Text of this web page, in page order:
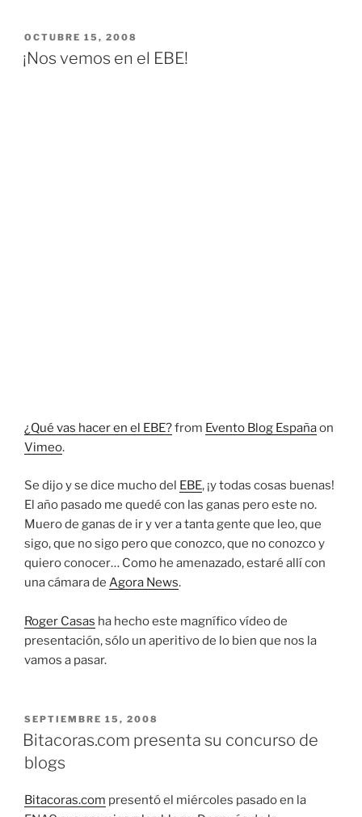
PUBLICADO
EL
OCTUBRE 15, 2008
¡Nos vemos en el EBE!
¿Qué vas hacer en el EBE?from Evento Blog Españaon
Vimeo.
Se dijo y se dice mucho del EBE, ¡y todas cosas buenas!
El año pasado me quedé con las ganas pero este no.
Muero de ganas de ir y ver a tanta gente que leo, que
sigo, que no sigo pero que conozco, que no conozco y
quiero conocer… Como he amenazado, estaré allí con
una cámara de Agora News.
Roger Casas ha hecho este magnífico vídeo de
presentación, sólo un aperitivo de lo bien que nos la
vamos a pasar.
PUBLICADO
EL
SEPTIEMBRE 15, 2008
Bitacoras.com presenta su concurso de
blogs
Bitacoras.com presentó el miércoles pasado en la